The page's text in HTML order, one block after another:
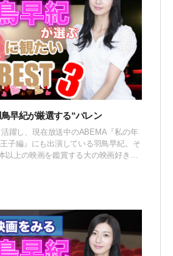
早紀が厳選する“バレン
躍し、現在放送中のABEMA『私の年
子編』にも出演している羽鳥早紀。そ
以上の映画を鑑賞する大の映画好き
も #1日1映画 のハッシュタグで積極